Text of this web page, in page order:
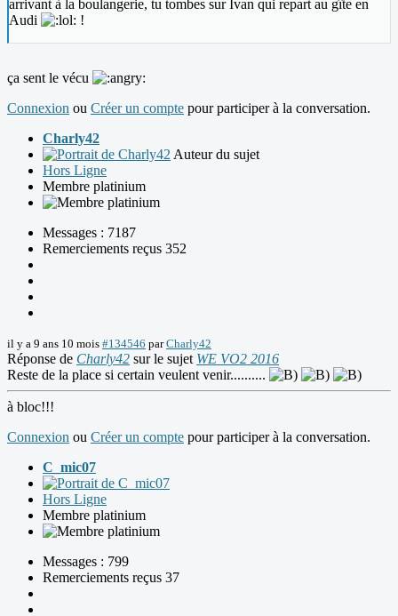
arrivant à la boulangerie, tu tombes sur Ivan qui repart au gîte en
Audi
!
ça sent le vécu
Connexion ou Créer un compte pour participer à la conversation.
Charly42
Auteur du sujet
Hors Ligne
Membre platinium
Messages : 7187
Remerciements reçus 352
il y a 9 ans 10 mois #134546 parCharly42
Réponse de Charly42 sur le sujet WE VO2 2016
Reste de la place si certain veulent venir..........
à bloc!!!
Connexion ou Créer un compte pour participer à la conversation.
C_mic07
Hors Ligne
Membre platinium
Messages : 799
Remerciements reçus 37